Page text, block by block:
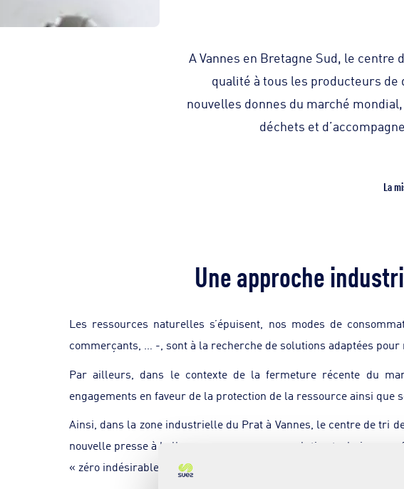
A Vannes en Bretagne Sud, le centre
qualité à tous les producteurs
nouvelles donnes du marché
déchets et
La
Une approche
Les ressources naturelles s’épuisent, nos modes de
commerçants, … -, sont à la recherche de solutions adaptées
Par ailleurs, dans le contexte de la fermeture récente du
engagements en faveur de la protection de la ressource ainsi
Ainsi, dans la zone industrielle du Prat à Vannes, le centre de tri
nouvelle presse à balles pour proposer une solution technique
« zéro indésirable » et de qualité « premium » garantie.